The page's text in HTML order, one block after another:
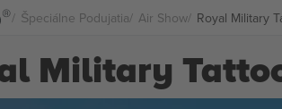
Špeciálne Podujatia Air Show Royal Military
Military